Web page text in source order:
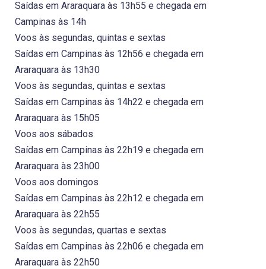
Saídas em Araraquara às 13h55 e chegada em
Campinas às 14h
Voos às segundas, quintas e sextas
Saídas em Campinas às 12h56 e chegada em
Araraquara às 13h30
Voos às segundas, quintas e sextas
Saídas em Campinas às 14h22 e chegada em
Araraquara às 15h05
Voos aos sábados
Saídas em Campinas às 22h19 e chegada em
Araraquara às 23h00
Voos aos domingos
Saídas em Campinas às 22h12 e chegada em
Araraquara às 22h55
Voos às segundas, quartas e sextas
Saídas em Campinas às 22h06 e chegada em
Araraquara às 22h50